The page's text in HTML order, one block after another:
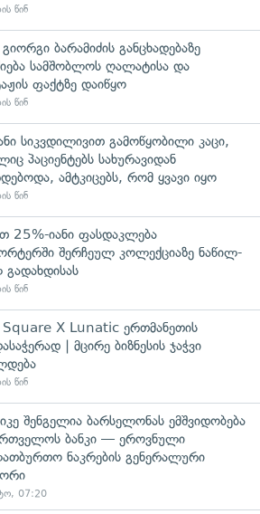
წინ
ბარამიძის განცხადებაზე
სამშობლოს ღალატისა და
ფაქტზე დაიწყო
წინ
სიკვდილივით გამოწყობილი კაცი,
პაციენტებს სახურავიდან
ამტკიცებს, რომ ყვავი იყო
წინ
25%-იანი ფასდაკლება
შერჩეულ კოლექციაზე ნაწილ-
გადახდისას
წინ
X Lunatic ერთმანეთის
| მცირე ბიზნესის ჯაჭვი
წინ
შენგელია ბარსელონას ემშვიდობება
ბანკი — ეროვნული
ნაკრების გენერალური
07:20